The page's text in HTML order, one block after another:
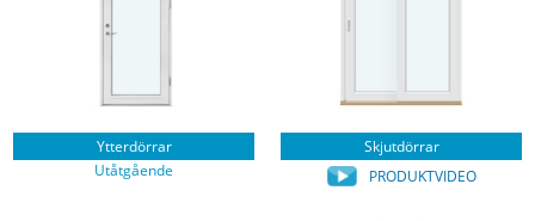
Ytterdörrar
Utåtgående
Skjutdörrar
PRODUKTVIDEO